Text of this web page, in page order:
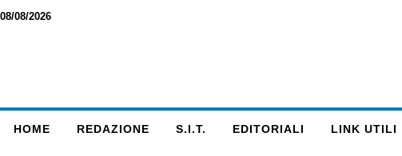
08/08/2026
HOME REDAZIONE S.I.T. EDITORIALI LINK UTILI